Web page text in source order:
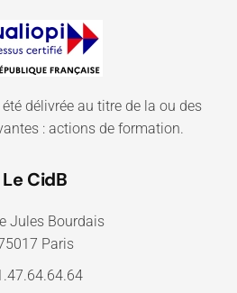
délivrée au titre de la ou des
: actions de formation.
Le CidB
Jules Bourdais
Paris